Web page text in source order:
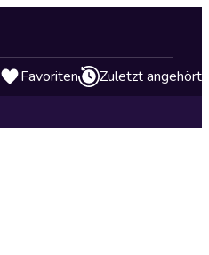
Favoriten Zuletzt angehört